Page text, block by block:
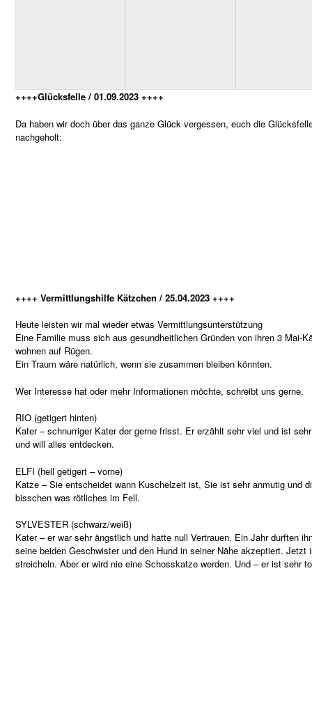
++++Glücksfelle / 01.09.2023 ++++
Da haben wir doch über das ganze Glück vergessen, euch die
nachgeholt:
++++ Vermittlungshilfe Kätzchen / 25.04.2023 ++++
Heute leisten wir mal wieder etwas Vermittlungsunterstützung
Eine Familie muss sich aus gesundheitlichen Gründen von ihren 3 Mai-
wohnen auf Rügen.
Ein Traum wäre natürlich, wenn sie zusammen bleiben könnten.
Wer Interesse hat oder mehr Informationen möchte, schreibt uns gerne.
RIO (getigert hinten)
Kater – schnurriger Kater der gerne frisst. Er erzählt sehr viel und ist
und will alles entdecken.
ELFI (hell getigert – vorne)
Katze – Sie entscheidet wann Kuschelzeit ist, Sie ist sehr anmutig und
bisschen was rötliches im Fell.
SYLVESTER (schwarz/weiß)
Kater – er war sehr ängstlich und hatte null Vertrauen. Ein Jahr durften
seine beiden Geschwister und den Hund in seiner Nähe akzeptiert.
streicheln. Aber er wird nie eine Schosskatze werden. Und – er ist sehr